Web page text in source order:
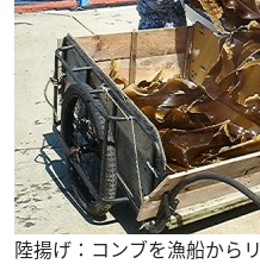
陸揚げ：コンブを漁船から